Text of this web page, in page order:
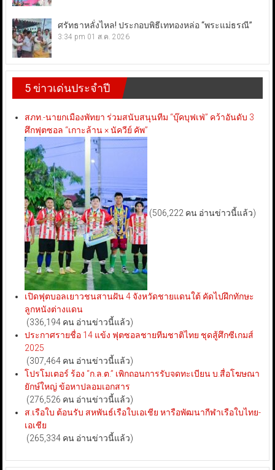
ศรัทธาหลั่งไหล! ประกอบพิธีเททองหล่อ “พระแม่ธรณี”
3:34 pm 01 ส.ค. 2026
5 ข่าวเด่นประจำปี
สภท.-นายกเมืองพัทยา ร่วมสนับสนุนทีม “บุ๊คบุฟเฟ่” คว้าอันดับ 3
ศึกฟุตซอล “เกาะล้าน × นัควีย์ คัพ”
(506,222 คน อ่านข่าวนี้แล้ว)
เปิดฟุตบอลเยาวชนสานฝัน 4 จังหวัดชายแดนใต้ คัดไปฝึกทักษะ
ลูกหนังต่างแดน
(336,194 คน อ่านข่าวนี้แล้ว)
ประกาศรายชื่อ 14 แข้ง ฟุตซอลชายทีมชาติไทย ชุดสู้ศึกซีเกมส์
2025
(307,464 คน อ่านข่าวนี้แล้ว)
โปรโมเตอร์ ร้อง “ก.ล.ต.” เพิกถอนการรับจดทะเบียน บ.สื่อโฆษณา
ยักษ์ใหญ่ ข้อหาปลอมเอกสาร
(276,526 คน อ่านข่าวนี้แล้ว)
ส.เรือใบ ต้อนรับ สหพันธ์เรือใบเอเชีย หารือพัฒนากีฬาเรือใบไทย-
เอเชีย
(265,334 คน อ่านข่าวนี้แล้ว)